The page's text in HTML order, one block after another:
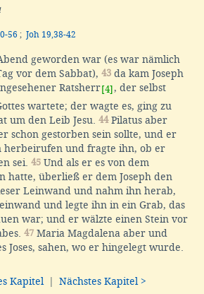
56 ; Joh 19,38-42
geworden war (es war nämlich
vor dem Sabbat), 43 da kam Joseph
Ratsherr[4], der selbst
wartete; der wagte es, ging zu
um den Leib Jesu. 44Pilatus aber
schon gestorben sein sollte, und er
herbeirufen und fragte ihn, ob er
sei. 45 Und als er es von dem
hatte, überließ er dem Joseph den
Leinwand und nahm ihn herab,
und legte ihn in ein Grab, das
war; und er wälzte einen Stein vor
47 Maria Magdalena aber und
Joses, sahen, wo er hingelegt wurde.
Kapitel | Nächstes Kapitel >